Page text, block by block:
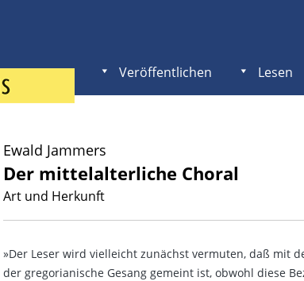
Veröffentlichen Lesen
Ewald Jammers
Der mittelalterliche Choral
Art und Herkunft
»Der Leser wird vielleicht zunächst vermuten, daß mit
der gregorianische Gesang gemeint ist, obwohl diese